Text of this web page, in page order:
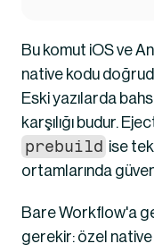
Bu komut iOS ve
native kodu
Eski yazılarda
prebuild ise
ortamlarında
Bare Workflow'a
gerekir: özel